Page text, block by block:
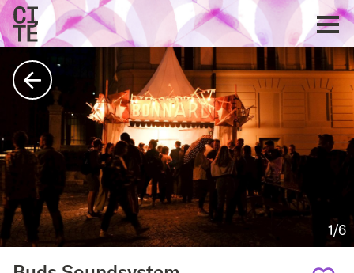
Accueil
Show
Retour
1/6